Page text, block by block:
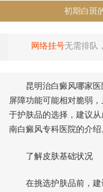
初期白斑
网络挂号无需排队
昆明治白癜风哪家医
屏障功能可能相对脆弱
于护肤品的选择，建议
南白癜风专科医院的介绍
了解皮肤基础状况
在挑选护肤品前，建